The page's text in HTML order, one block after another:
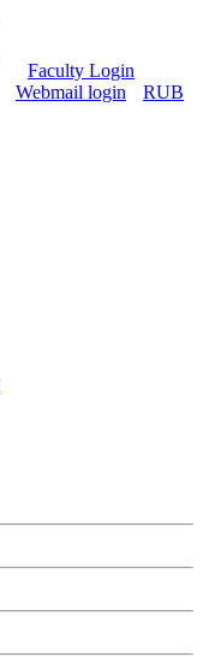
Faculty Login
Webmail login
RUB